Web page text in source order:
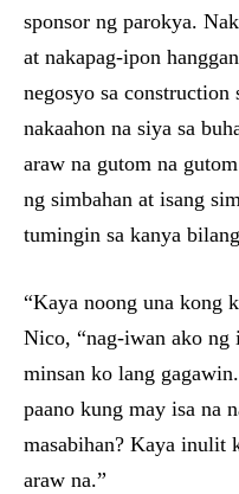
sponsor ng parokya.
at nakapag-ipon
negosyo sa
nakaahon na siya sa
araw na gutom na
ng simbahan at isang
tumingin sa kanya
“Kaya noong una kong
Nico, “nag-iwan ako ng
minsan ko lang
paano kung may isa na
masabihan? Kaya inulit
araw na.”